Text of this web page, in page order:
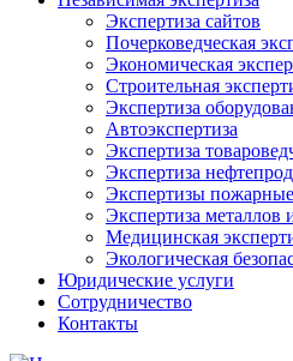
Экспертиза сайтов
Почерковедческая
Экономическая
Строительная
Экспертиза
Автоэкспертиза
Экспертиза
Экспертиза
Экспертизы пожарные
Экспертиза металлов
Медицинская
Экологическая
Юридические услуги
Сотрудничество
Контакты